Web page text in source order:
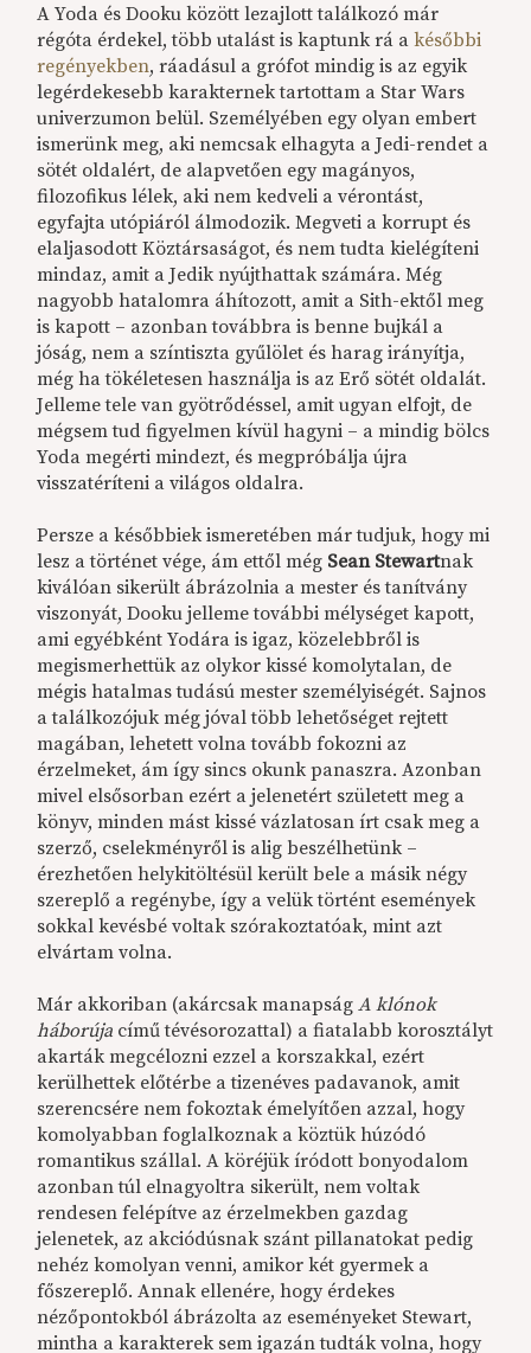
A Yoda és Dooku között lezajlott találkozó már
régóta érdekel, több utalást is kaptunk rá akésőbbi
regényekben, ráadásul a grófot mindig is az egyik
legérdekesebb karakternek tartottam a Star Wars
univerzumon belül. Személyében egy olyan embert
ismerünk meg, aki nemcsak elhagyta a Jedi-rendet a
sötét oldalért, de alapvetően egy magányos,
filozofikus lélek, aki nem kedveli a vérontást,
egyfajta utópiáról álmodozik. Megveti a korrupt és
elaljasodott Köztársaságot, és nem tudta kielégíteni
mindaz, amit a Jedik nyújthattak számára. Még
nagyobb hatalomra áhítozott, amit a Sith-ektől meg
is kapott – azonban továbbra is benne bujkál a
jóság, nem a színtiszta gyűlölet és harag irányítja,
még ha tökéletesen használja is az Erő sötét oldalát.
Jelleme tele van gyötrődéssel, amit ugyan elfojt, de
mégsem tud figyelmen kívül hagyni – a mindig bölcs
Yoda megérti mindezt, és megpróbálja újra
visszatéríteni a világos oldalra.
Persze a későbbiek ismeretében már tudjuk, hogy mi
lesz a történet vége, ám ettől még Sean Stewartnak
kiválóan sikerült ábrázolnia a mester és tanítvány
viszonyát, Dooku jelleme további mélységet kapott,
ami egyébként Yodára is igaz, közelebbről is
megismerhettük az olykor kissé komolytalan, de
mégis hatalmas tudású mester személyiségét. Sajnos
a találkozójuk még jóval több lehetőséget rejtett
magában, lehetett volna tovább fokozni az
érzelmeket, ám így sincs okunk panaszra. Azonban
mivel elsősorban ezért a jelenetért született meg a
könyv, minden mást kissé vázlatosan írt csak meg a
szerző, cselekményről is alig beszélhetünk –
érezhetően helykitöltésül került bele a másik négy
szereplő a regénybe, így a velük történt események
sokkal kevésbé voltak szórakoztatóak, mint azt
elvártam volna.
Már akkoriban (akárcsak manapságA klónok
háborúja című tévésorozattal) a fiatalabb korosztályt
akarták megcélozni ezzel a korszakkal, ezért
kerülhettek előtérbe a tizenéves padavanok, amit
szerencsére nem fokoztak émelyítően azzal, hogy
komolyabban foglalkoznak a köztük húzódó
romantikus szállal. A köréjük íródott bonyodalom
azonban túl elnagyoltra sikerült, nem voltak
rendesen felépítve az érzelmekben gazdag
jelenetek, az akciódúsnak szánt pillanatokat pedig
nehéz komolyan venni, amikor két gyermek a
főszereplő. Annak ellenére, hogy érdekes
nézőpontokból ábrázolta az eseményeket Stewart,
mintha a karakterek sem igazán tudták volna, hogy